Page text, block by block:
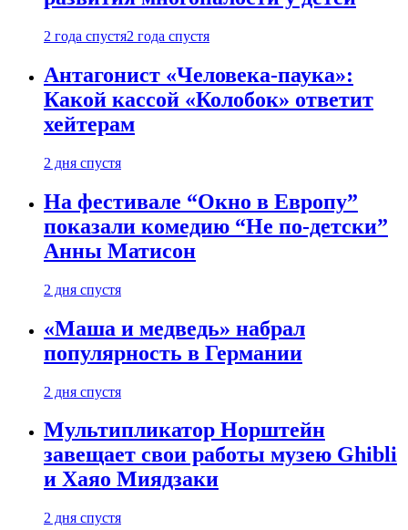
2 года спустя2 года спустя
Антагонист «Человека-паука»:
Какой кассой «Колобок» ответит
хейтерам
2 дня спустя
На фестивале “Окно в Европу”
показали комедию “Не по-детски”
Анны Матисон
2 дня спустя
«Маша и медведь» набрал
популярность в Германии
2 дня спустя
Мультипликатор Норштейн
завещает свои работы музею Ghibli
и Хаяо Миядзаки
2 дня спустя